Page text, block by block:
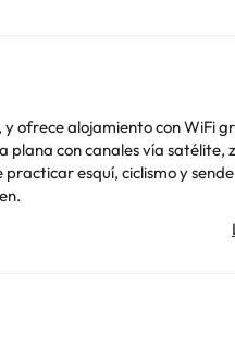
y ofrece alojamiento con WiFi
antelación de tu hora prevista
Los datos de